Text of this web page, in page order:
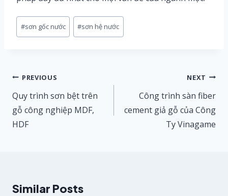
Post
Tags:
#sơn gốc nước #sơn hệ nước
Điều
hướng
bài
viết
PREVIOUS
Quy trình sơn bệt trên
gỗ công nghiệp MDF,
HDF
NEXT
Công trình sàn fiber
cement giả gỗ của Công
Ty Vinagame
Similar Posts